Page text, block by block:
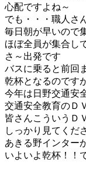
心配ですよね～
でも・・・職人さ
毎日朝が早いので
ほぼ全員が集合し
さ～出発です
バスに乗ると前回
乾杯となるのです
今年は日野交通安
交通安全教育のＤ
皆さんこういうＤ
しっかり見てくだ
あきる野インター
いよいよ乾杯！！